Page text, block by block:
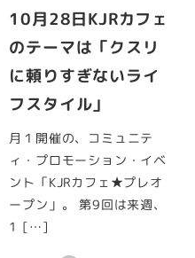
10月28日KJRカフェ
のテーマは「クスリ
に頼りすぎないライ
フスタイル」
月１開催の、コミュニテ
ィ・プロモーション・イベ
ント「KJRカフェ★プレオ
ープン」。 第9回は来週、
1 […]